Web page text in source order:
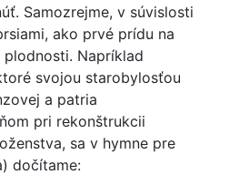
Samozrejme, v súvislosti
ako prvé prídu na
Napríklad
svojou starobylosťou
a patria
pri rekonštrukcii
sa v hymne pre
dočítame: